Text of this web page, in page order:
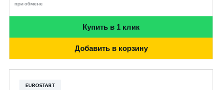
при обмене
Купить в 1 клик
Добавить в корзину
EUROSTART